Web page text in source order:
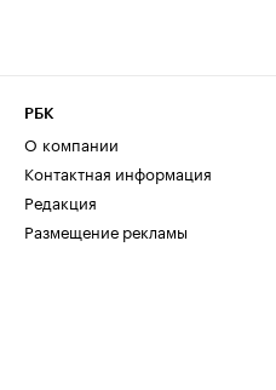
РБК
О компании
Контактная информация
Редакция
Размещение рекламы